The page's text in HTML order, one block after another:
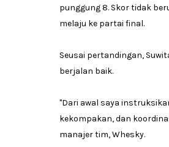
punggung 8. Skor tidak
melaju ke partai final.
Seusai pertandingan,
berjalan baik.
"Dari awal saya
kekompakan, dan
manajer tim, Whesky.